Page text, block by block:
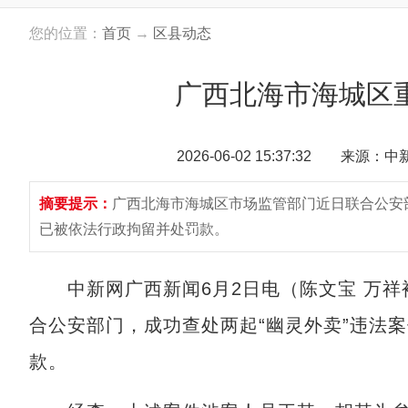
您的位置： 首页 → 区县动态
广西北海市海城区
2026-06-02 15:37:32 来源：中
摘要提示： 广西北海市海城区市场监管部门近日联合公
已被依法行政拘留并处罚款。
中新网广西新闻6月2日电（陈文宝 万祥
合公安部门，成功查处两起“幽灵外卖”违法
款。